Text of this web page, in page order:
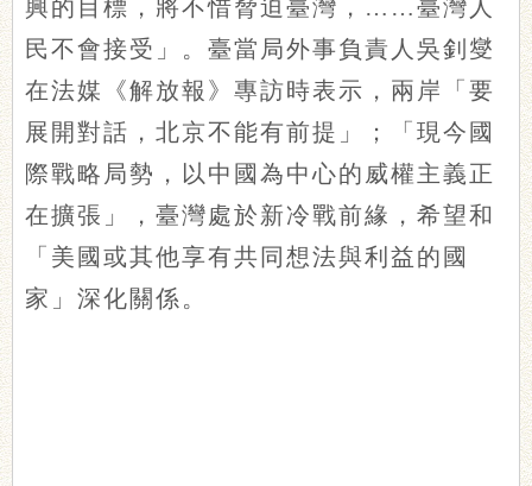
興的目標，將不惜脅迫臺灣，……臺灣人
民不會接受」。臺當局外事負責人吳釗燮
在法媒《解放報》專訪時表示，兩岸「要
展開對話，北京不能有前提」；「現今國
際戰略局勢，以中國為中心的威權主義正
在擴張」，臺灣處於新冷戰前緣，希望和
「美國或其他享有共同想法與利益的國
家」深化關係。